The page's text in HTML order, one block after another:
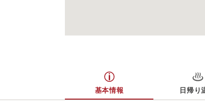
基本情報 日帰り